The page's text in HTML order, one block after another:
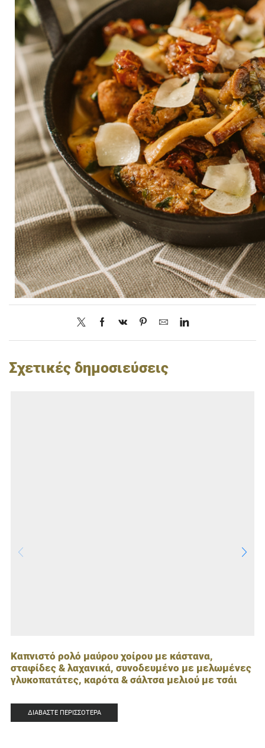
Σχετικές δημοσιεύσεις
Καπνιστό ρολό μαύρου χοίρου με κάστανα,
σταφίδες & λαχανικά, συνοδευμένο με μελωμένες
γλυκοπατάτες, καρότα & σάλτσα μελιού με τσάι
ΔΙΑΒΆΣΤΕ ΠΕΡΙΣΣΌΤΕΡΑ